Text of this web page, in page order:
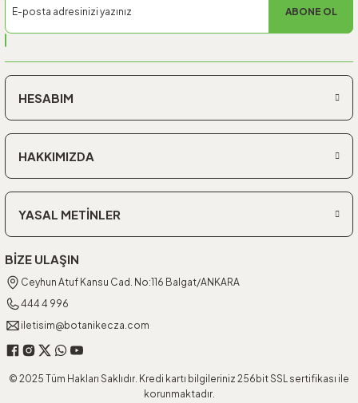
ABONE OL
HESABIM
HAKKIMIZDA
YASAL METİNLER
BİZE ULAŞIN
Ceyhun Atuf Kansu Cad. No:116 Balgat/ANKARA
444 4 996
iletisim@botanikecza.com
© 2025 Tüm Hakları Saklıdır. Kredi kartı bilgileriniz 256bit SSL sertifikası ile
korunmaktadır.